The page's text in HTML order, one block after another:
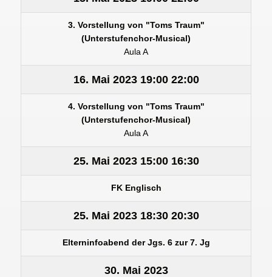
3. Vorstellung von "Toms Traum"
(Unterstufenchor-Musical)
Aula A
16. Mai 202319:00 22:00
4. Vorstellung von "Toms Traum"
(Unterstufenchor-Musical)
Aula A
25. Mai 202315:00 16:30
FK Englisch
25. Mai 202318:30 20:30
Elterninfoabend der Jgs. 6 zur 7. Jg
30. Mai 2023